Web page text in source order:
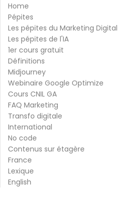
Home
Pépites
Les pépites du Marketing Digital
Les pépites de l'IA
1er cours gratuit
Définitions
Midjourney
Webinaire Google Optimize
Cours CNIL GA
FAQ Marketing
Transfo digitale
International
No code
Contenus sur étagère
France
Lexique
English